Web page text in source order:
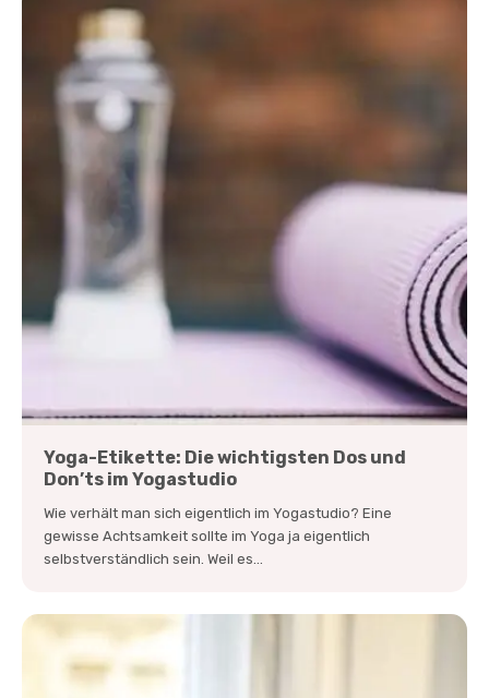
Yoga-Etikette: Die wichtigsten Dos und
Don’ts im Yogastudio
Wie verhält man sich eigentlich im Yogastudio? Eine
gewisse Achtsamkeit sollte im Yoga ja eigentlich
selbstverständlich sein. Weil es...